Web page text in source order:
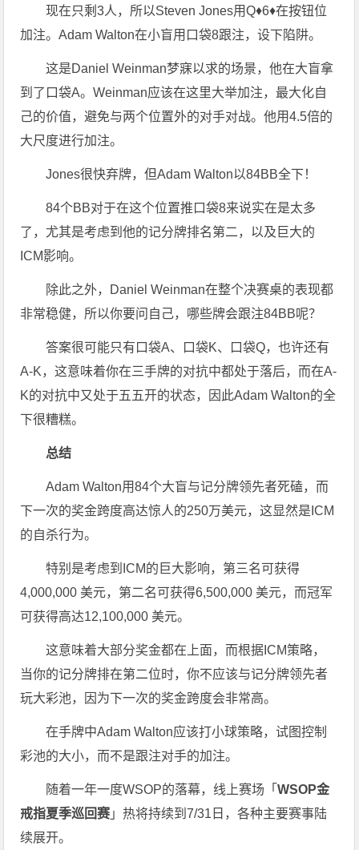
现在只剩3人，所以Steven Jones用Q♦6♦在按钮位
加注。Adam Walton在小盲用口袋8跟注，设下陷阱。
这是Daniel Weinman梦寐以求的场景，他在大盲拿
到了口袋A。Weinman应该在这里大举加注，最大化自
己的价值，避免与两个位置外的对手对战。他用4.5倍的
大尺度进行加注。
Jones很快弃牌，但Adam Walton以84BB全下！
84个BB对于在这个位置推口袋8来说实在是太多
了，尤其是考虑到他的记分牌排名第二，以及巨大的
ICM影响。
除此之外，Daniel Weinman在整个决赛桌的表现都
非常稳健，所以你要问自己，哪些牌会跟注84BB呢？
答案很可能只有口袋A、口袋K、口袋Q，也许还有
A-K，这意味着你在三手牌的对抗中都处于落后，而在A-
K的对抗中又处于五五开的状态，因此Adam Walton的全
下很糟糕。
总结
Adam Walton用84个大盲与记分牌领先者死磕，而
下一次的奖金跨度高达惊人的250万美元，这显然是ICM
的自杀行为。
特别是考虑到ICM的巨大影响，第三名可获得
4,000,000 美元，第二名可获得6,500,000 美元，而冠军
可获得高达12,100,000 美元。
这意味着大部分奖金都在上面，而根据ICM策略，
当你的记分牌排在第二位时，你不应该与记分牌领先者
玩大彩池，因为下一次的奖金跨度会非常高。
在手牌中Adam Walton应该打小球策略，试图控制
彩池的大小，而不是跟注对手的加注。
随着一年一度WSOP的落幕，线上赛场「WSOP金
戒指夏季巡回赛」热将持续到7/31日，各种主要赛事陆
续展开。